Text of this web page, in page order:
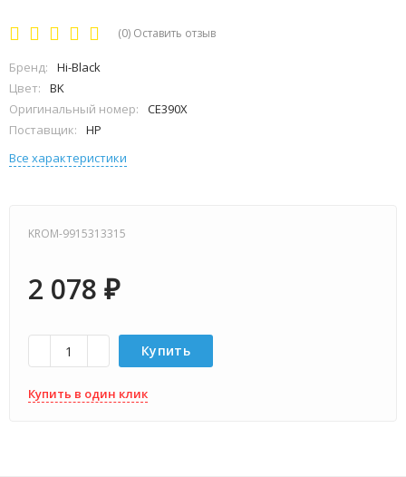
(0) Оставить отзыв
Бренд:
Hi-Black
Цвет:
BK
Оригинальный номер:
CE390X
Поставщик:
HP
Все характеристики
KROM-9915313315
2 078 ₽
Купить
Купить в один клик